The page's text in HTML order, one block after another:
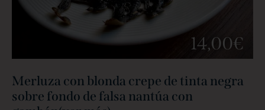
14,00€
Merluza con blonda crepe de tinta negra
sobre fondo de falsa nantúa con